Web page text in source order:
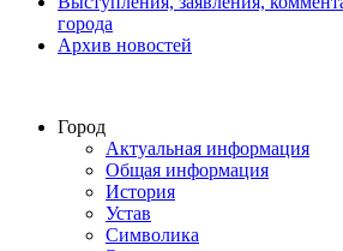
города
Архив новостей
Город
Актуальная информация
Общая информация
История
Устав
Символика